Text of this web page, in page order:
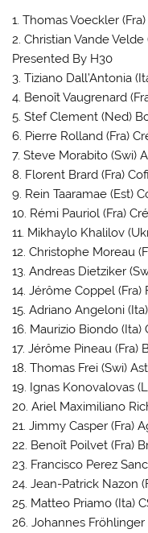
1. Thomas Voeckler
2. Christian Vande
Presented By H30
3. Tiziano Dall’Antonia
4. Benoît Vaugrenard
5. Stef Clement (Ned)
6. Pierre Rolland (Fra)
7. Steve Morabito (Swi)
8. Florent Brard (Fra)
9. Rein Taaramae (Est)
10. Rémi Pauriol (Fra)
11. Mikhaylo Khalilov
12. Christophe Moreau
13. Andreas Dietziker
14. Jérôme Coppel (Fra)
15. Adriano Angeloni
16. Maurizio Biondo
17. Jérôme Pineau (Fra)
18. Thomas Frei (Swi)
19. Ignas Konovalovas
20. Ariel Maximiliano
21. Jimmy Casper (Fra)
22. Benoît Poilvet (Fra)
23. Francisco Perez
24. Jean-Patrick Nazon
25. Matteo Priamo (Ita)
26. Johannes